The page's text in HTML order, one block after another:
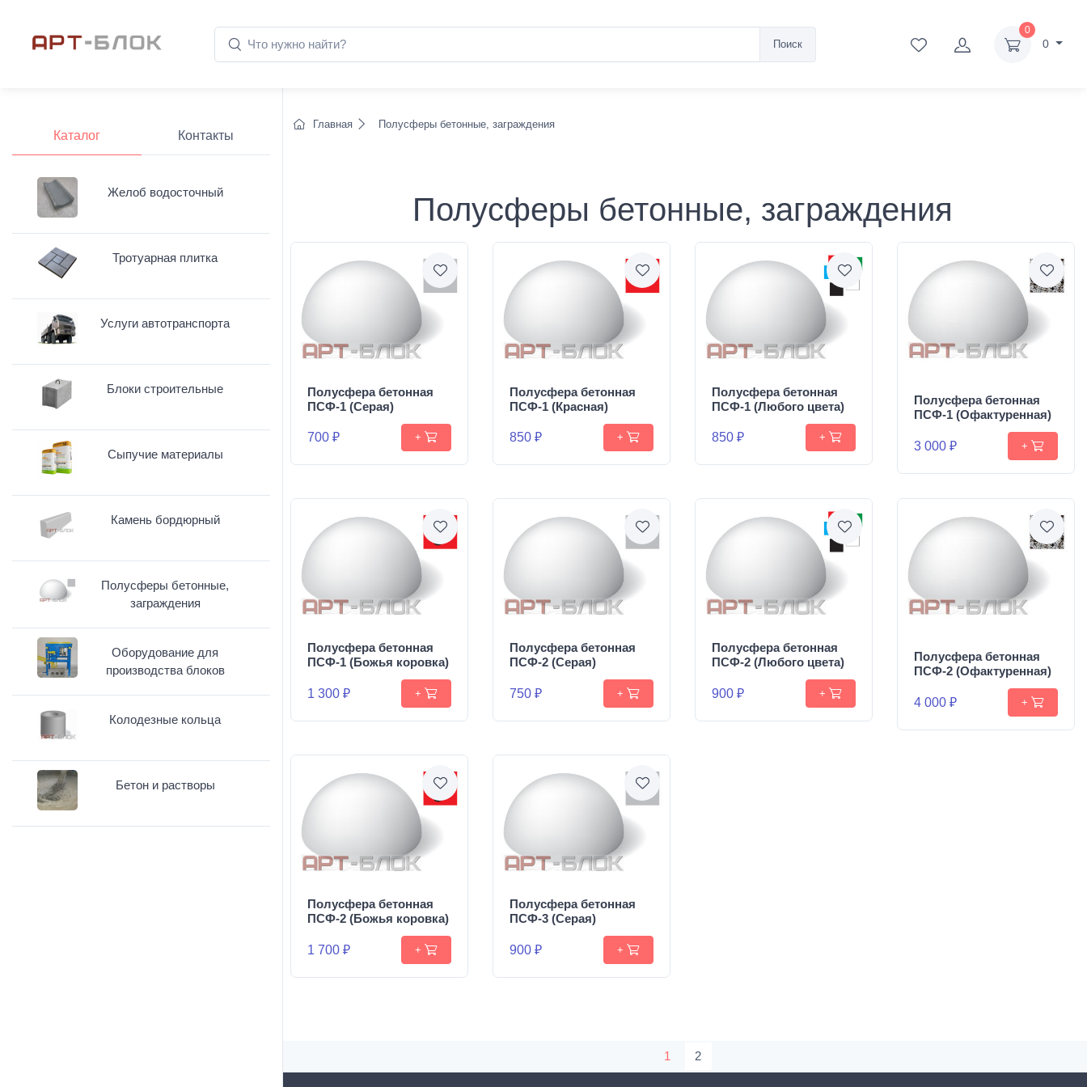
Поиск
0
0
Главная Полусферы бетонные, заграждения
Полусферы бетонные, заграждения
Полусфера бетонная
ПСФ-1 (Серая)
700 ₽ +
Полусфера бетонная
ПСФ-1 (Красная)
850 ₽ +
Полусфера бетонная
ПСФ-1 (Любого цвета)
850 ₽ +
Полусфера бетонная
ПСФ-1 (Офактуренная)
3 000 ₽ +
Полусфера бетонная
ПСФ-1 (Божья коровка)
1 300 ₽ +
Полусфера бетонная
ПСФ-2 (Серая)
750 ₽ +
Полусфера бетонная
ПСФ-2 (Любого цвета)
900 ₽ +
Полусфера бетонная
ПСФ-2 (Офактуренная)
4 000 ₽ +
Полусфера бетонная
ПСФ-2 (Божья коровка)
1 700 ₽ +
Полусфера бетонная
ПСФ-3 (Серая)
900 ₽ +
1 2
Каталог Контакты
Желоб водосточный
Тротуарная плитка
Услуги автотранспорта
Блоки строительные
Сыпучие материалы
Камень бордюрный
Полусферы бетонные,
заграждения
Оборудование для
производства блоков
Колодезные кольца
Бетон и растворы